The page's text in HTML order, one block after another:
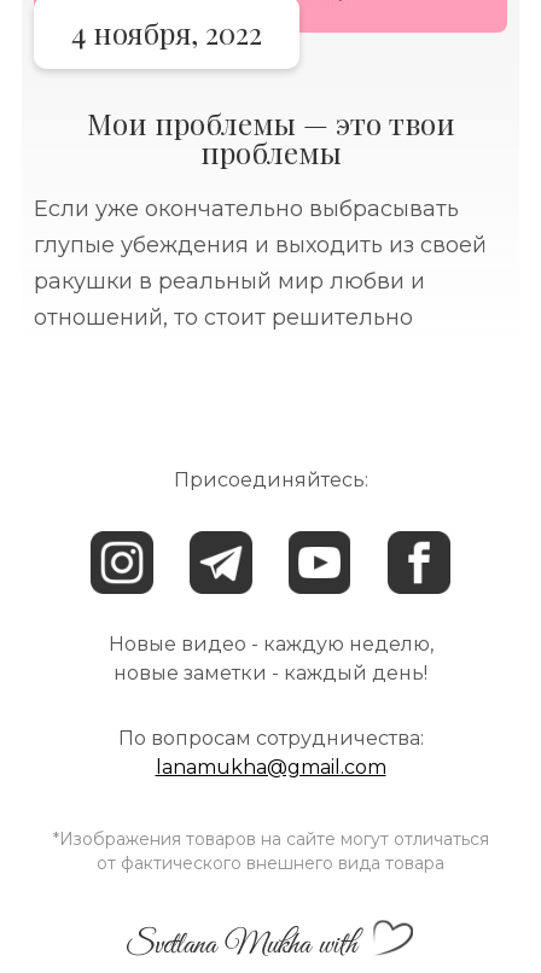
4 ноября, 2022
Мои проблемы — это твои
проблемы
Если уже окончательно выбрасывать
глупые убеждения и выходить из своей
ракушки в реальный мир любви и
отношений, то стоит решительно
Присоединяйтесь:
Новые видео - каждую неделю,
новые заметки - каждый день!
По вопросам сотрудничества:
lanamukha@gmail.com
*Изображения товаров на сайте могут отличаться
от фактического внешнего вида товара
Svetlana Mukha with